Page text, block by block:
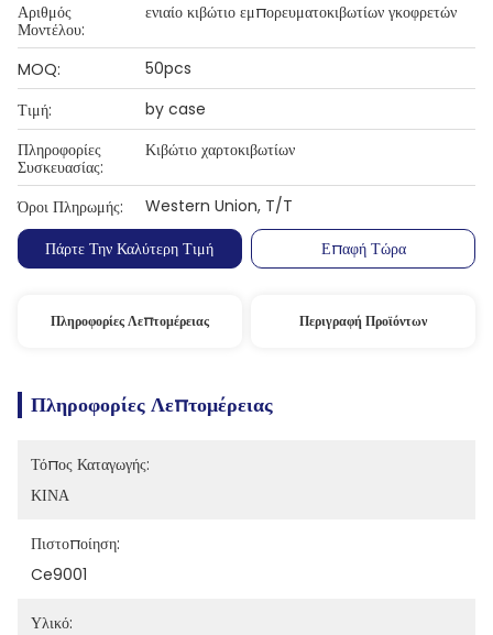
Αριθμός
Μοντέλου:
ενιαίο κιβώτιο εμπορευματοκιβωτίων γκοφρετών
MOQ:
50pcs
Τιμή:
by case
Πληροφορίες
Συσκευασίας:
Κιβώτιο χαρτοκιβωτίων
Όροι Πληρωμής:
Western Union, T/T
Πάρτε Την Καλύτερη Τιμή
Επαφή Τώρα
Πληροφορίες Λεπτομέρειας Περιγραφή Προϊόντων
Πληροφορίες Λεπτομέρειας
Τόπος Καταγωγής:
ΚΙΝΑ
Πιστοποίηση:
Ce9001
Υλικό: